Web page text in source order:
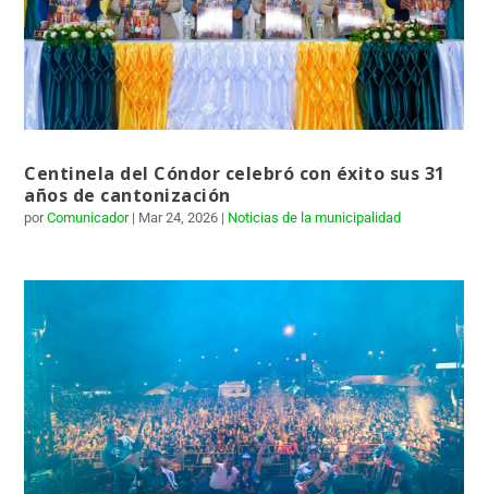
Centinela del Cóndor celebró con éxito sus 31
años de cantonización
porComunicador| Mar 24, 2026 | Noticias de la municipalidad